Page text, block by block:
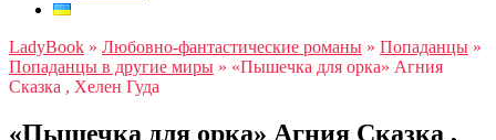
LadyBook » Любовно-фантастические романы » Попаданцы »
Попаданцы в другие миры » «Пышечка для орка» Агния
Сказка , Хелен Гуда
«Пышечка для орка» Агния Сказка ,